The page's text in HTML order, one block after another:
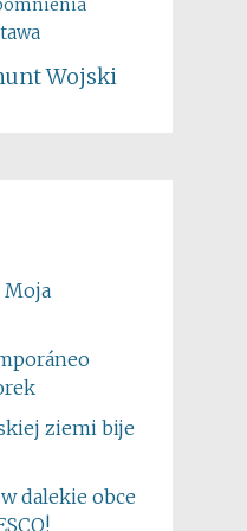
Wojski
Moja
ziemi bije
dalekie obce